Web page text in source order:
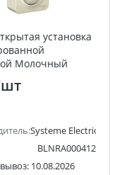
установка
Молочный
16А Systeme
Systeme Electric
BLNRA000412
10.08.2026